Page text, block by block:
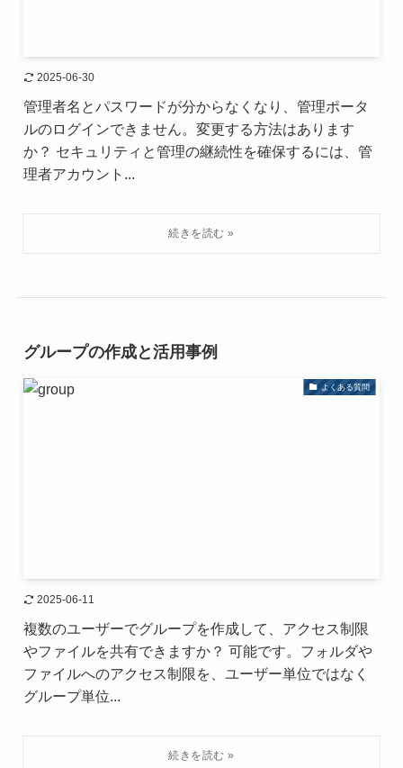
2025-06-30
管理者名とパスワードが分からなくなり、管理ポータ
ルのログインできません。変更する方法はあります
か？ セキュリティと管理の継続性を確保するには、管
理者アカウント...
グループの作成と活用事例
よくある質問
2025-06-11
複数のユーザーでグループを作成して、アクセス制限
やファイルを共有できますか？ 可能です。フォルダや
ファイルへのアクセス制限を、ユーザー単位ではなく
グループ単位...